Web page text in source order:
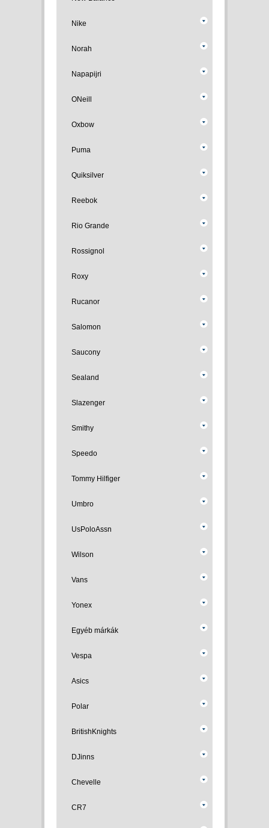
Nike
Norah
Napapijri
ONeill
Oxbow
Puma
Quiksilver
Reebok
Rio Grande
Rossignol
Roxy
Rucanor
Salomon
Saucony
Sealand
Slazenger
Smithy
Speedo
Tommy Hilfiger
Umbro
UsPoloAssn
Wilson
Vans
Yonex
Egyéb márkák
Vespa
Asics
Polar
BritishKnights
DJinns
Chevelle
CR7